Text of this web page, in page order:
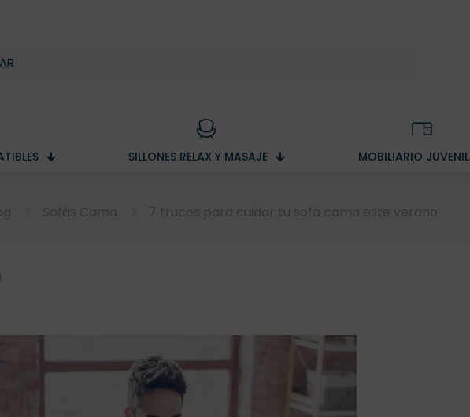
SILLONES RELAX Y MASAJE MOBILIARIO JUVENIL